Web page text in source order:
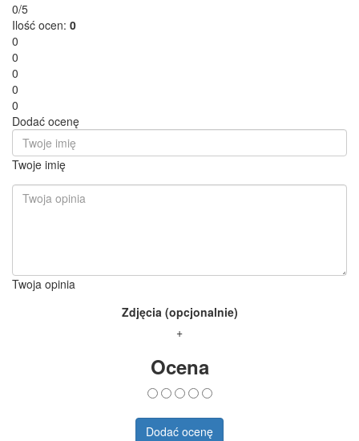
0/5
Ilość ocen: 0
0
0
0
0
0
Dodać ocenę
Twoje imię
Twoja opinia
Zdjęcia (opcjonalnie)
+
Ocena
Dodać ocenę